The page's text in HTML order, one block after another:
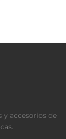
y accesorios de